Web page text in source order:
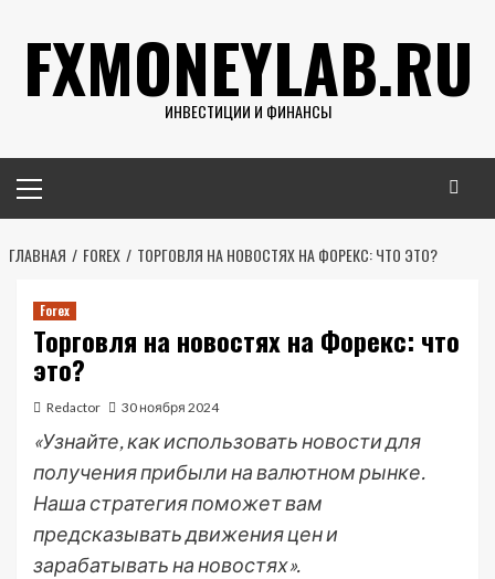
содержимому
FXMONEYLAB.RU
ИНВЕСТИЦИИ И ФИНАНСЫ
меню
ГЛАВНАЯ FOREX ТОРГОВЛЯ НА НОВОСТЯХ НА ФОРЕКС: ЧТО ЭТО?
Forex
Торговля на новостях на Форекс: что
это?
Redactor 30 ноября 2024
«Узнайте, как использовать новости для
получения прибыли на валютном рынке.
Наша стратегия поможет вам
предсказывать движения цен и
зарабатывать на новостях».